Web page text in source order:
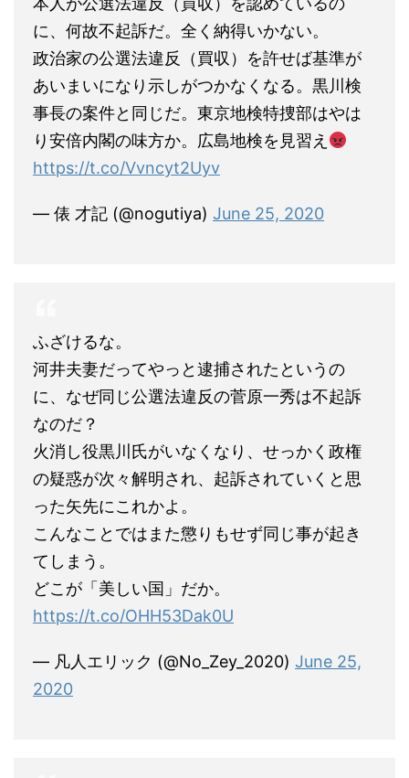
に、何故不起訴だ。全く納得いかない。
政治家の公選法違反（買収）を許せば基準が
あいまいになり示しがつかなくなる。黒川検
事長の案件と同じだ。東京地検特捜部はやは
り安倍内閣の味方か。広島地検を見習え
https://t.co/Vvncyt2Uyv
— 俵 才記 (@nogutiya) June 25, 2020
ふざけるな。
河井夫妻だってやっと逮捕されたというの
に、なぜ同じ公選法違反の菅原一秀は不起訴
なのだ？
火消し役黒川氏がいなくなり、せっかく政権
の疑惑が次々解明され、起訴されていくと思
った矢先にこれかよ。
こんなことではまた懲りもせず同じ事が起き
てしまう。
どこが「美しい国」だか。
https://t.co/OHH53Dak0U
— 凡人エリック (@No_Zey_2020) June 25,
2020